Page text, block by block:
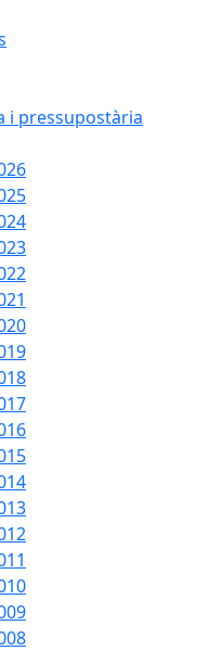
i pressupostària